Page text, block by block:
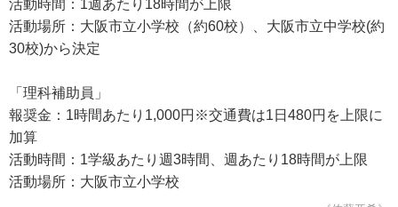
活動時間：1週あたり18時間が上限
活動場所：大阪市立小学校（約60校）、大阪市立中学校(約
30校)から決定
「理科補助員」
報奨金：1時間あたり1,000円※交通費は1日480円を上限に
加算
活動時間：1学級あたり週3時間、週あたり18時間が上限
活動場所：大阪市立小学校